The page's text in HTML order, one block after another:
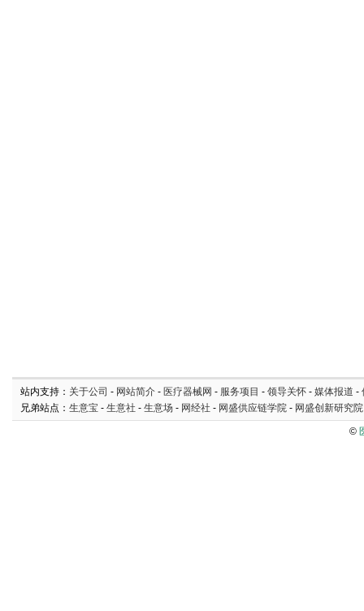
站内支持： 关于公司 - 网站简介 - 医疗器械网 - 服务项目 - 领导关怀 - 媒体报道 -
兄弟站点： 生意宝 - 生意社 - 生意场 - 网经社 - 网盛供应链学院 - 网盛创新研究院
©